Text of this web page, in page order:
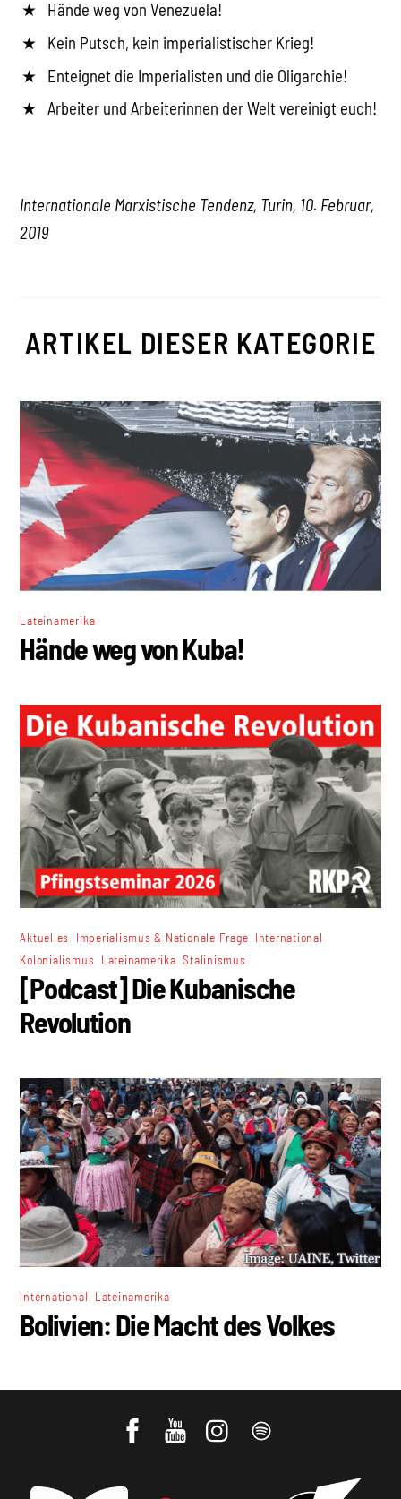
Hände weg von Venezuela!
Kein Putsch, kein imperialistischer Krieg!
Enteignet die Imperialisten und die Oligarchie!
Arbeiter und Arbeiterinnen der Welt vereinigt euch!
Internationale Marxistische Tendenz, Turin, 10. Februar,
2019
ARTIKEL DIESER KATEGORIE
Lateinamerika
Hände weg von Kuba!
Aktuelles Imperialismus & Nationale Frage International
Kolonialismus Lateinamerika ,Stalinismus
[Podcast] Die Kubanische
Revolution
International Lateinamerika
Bolivien: Die Macht des Volkes